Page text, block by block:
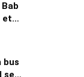
et
bus
se